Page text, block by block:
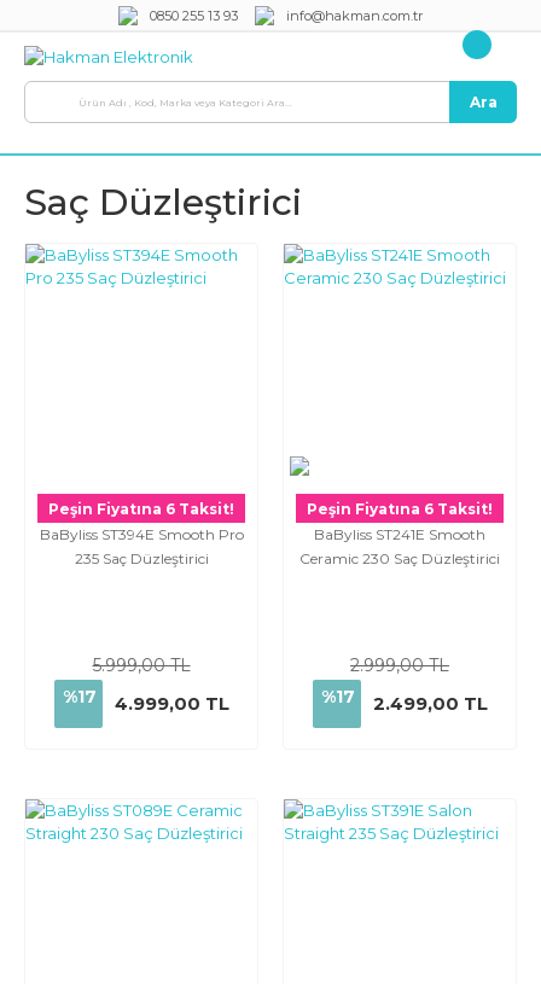
0850 255 13 93 info@hakman.com.tr
Ara
Saç Düzleştirici
Peşin Fiyatına 6 Taksit!
BaByliss ST394E Smooth Pro
235 Saç Düzleştirici
5.999,00 TL
%17
4.999,00 TL
Peşin Fiyatına 6 Taksit!
BaByliss ST241E Smooth
Ceramic 230 Saç Düzleştirici
2.999,00 TL
%17
2.499,00 TL